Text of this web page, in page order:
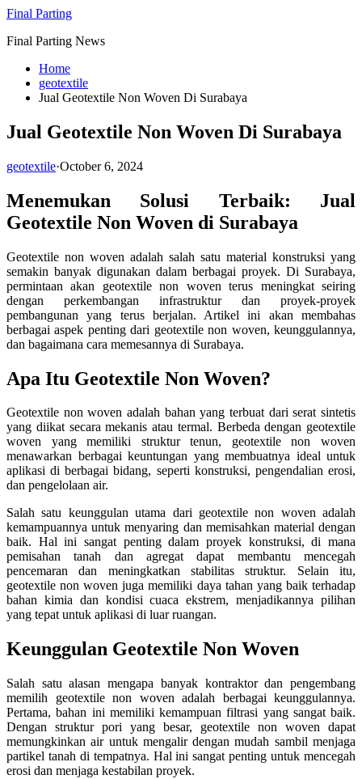
Skip
content
Final Parting
Final Parting News
Home
geotextile
Jual Geotextile Non Woven Di Surabaya
Jual Geotextile Non Woven Di Surabaya
geotextile·October 6, 2024
Menemukan Solusi Terbaik: Jual
Geotextile Non Woven di Surabaya
Geotextile non woven adalah salah satu material konstruksi yang
semakin banyak digunakan dalam berbagai proyek. Di Surabaya,
permintaan akan geotextile non woven terus meningkat seiring
dengan perkembangan infrastruktur dan proyek-proyek
pembangunan yang terus berjalan. Artikel ini akan membahas
berbagai aspek penting dari geotextile non woven, keunggulannya,
dan bagaimana cara memesannya di Surabaya.
Apa Itu Geotextile Non Woven?
Geotextile non woven adalah bahan yang terbuat dari serat sintetis
yang diikat secara mekanis atau termal. Berbeda dengan geotextile
woven yang memiliki struktur tenun, geotextile non woven
menawarkan berbagai keuntungan yang membuatnya ideal untuk
aplikasi di berbagai bidang, seperti konstruksi, pengendalian erosi,
dan pengelolaan air.
Salah satu keunggulan utama dari geotextile non woven adalah
kemampuannya untuk menyaring dan memisahkan material dengan
baik. Hal ini sangat penting dalam proyek konstruksi, di mana
pemisahan tanah dan agregat dapat membantu mencegah
pencemaran dan meningkatkan stabilitas struktur. Selain itu,
geotextile non woven juga memiliki daya tahan yang baik terhadap
bahan kimia dan kondisi cuaca ekstrem, menjadikannya pilihan
yang tepat untuk aplikasi di luar ruangan.
Keunggulan Geotextile Non Woven
Salah satu alasan mengapa banyak kontraktor dan pengembang
memilih geotextile non woven adalah berbagai keunggulannya.
Pertama, bahan ini memiliki kemampuan filtrasi yang sangat baik.
Dengan struktur pori yang besar, geotextile non woven dapat
memungkinkan air untuk mengalir dengan mudah sambil menjaga
partikel tanah di tempatnya. Hal ini sangat penting untuk mencegah
erosi dan menjaga kestabilan proyek.